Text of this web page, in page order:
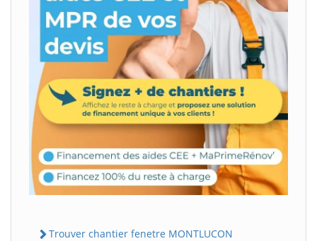
Trouver chantier fenetre MONTLUCON